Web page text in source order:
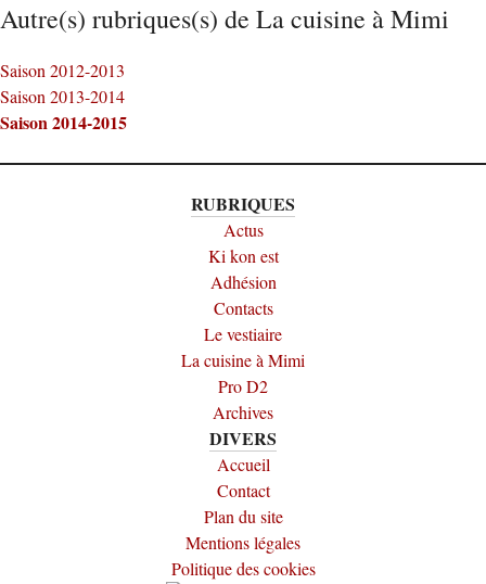
Autre(s) rubriques(s) de La cuisine à Mimi
Saison 2012-2013
Saison 2013-2014
Saison 2014-2015
RUBRIQUES
Actus
Ki kon est
Adhésion
Contacts
Le vestiaire
La cuisine à Mimi
Pro D2
Archives
DIVERS
Accueil
Contact
Plan du site
Mentions légales
Politique des cookies